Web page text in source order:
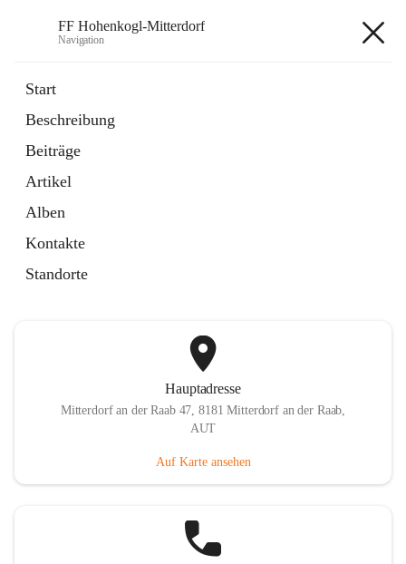
FF Hohenkogl-Mitterdorf
Navigation
Start
Beschreibung
Beiträge
Artikel
Alben
Kontakte
Standorte
Artikel
in
Tab
LLZ Einsatzübersicht
öffnet
in
neuem
Tab
Hauptadresse
Mitterdorf an der Raab 47, 8181 Mitterdorf an der Raab,
AUT
Auf Karte ansehen